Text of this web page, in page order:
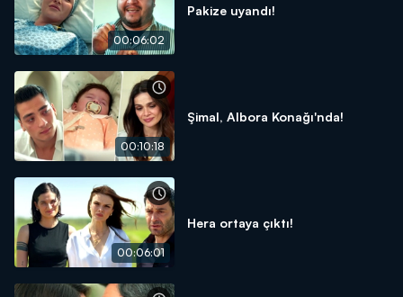
00:06:02
Pakize uyandı!
00:10:18
Şimal, Albora Konağı'nda!
00:06:01
Hera ortaya çıktı!